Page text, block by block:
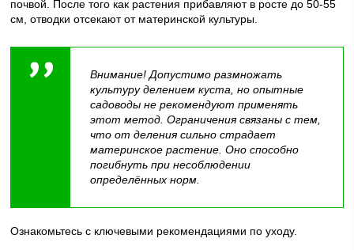
почвой. После того как растения прибавляют в росте до 50-55
см, отводки отсекают от материнской культуры.
Внимание! Допустимо размножать
культуру делением куста, но опытные
садоводы не рекомендуют применять
этот метод. Ограничения связаны с тем,
что от деления сильно страдает
материнское растение. Оно способно
погибнуть при несоблюдении
определённых норм.
Ознакомьтесь с ключевыми рекомендациями по уходу.